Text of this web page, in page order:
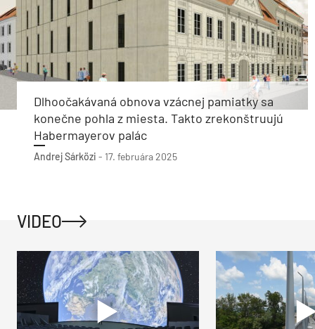
Dlhoočakávaná obnova vzácnej pamiatky sa
konečne pohla z miesta. Takto zrekonštruujú
Habermayerov palác
Andrej Sárközi - 17. februára 2025
VIDEO